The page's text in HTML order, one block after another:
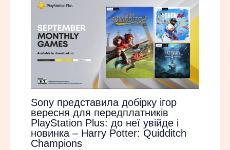
Sony представила добірку ігор
вересня для передплатників
PlayStation Plus: до неї увійде і
новинка – Harry Potter: Quidditch
Champions